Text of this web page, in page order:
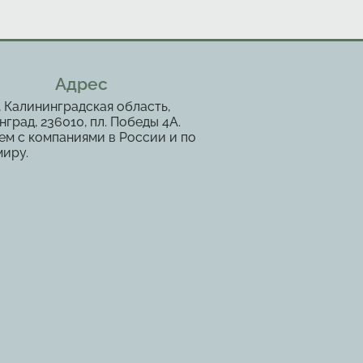
Адрес
область,
236010, пл. Победы 4А.
с компаниями в России и по